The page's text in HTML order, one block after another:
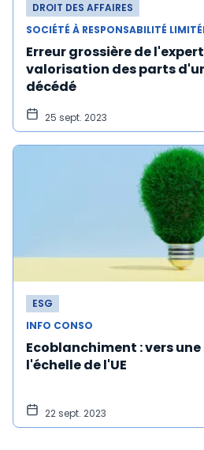
DROIT DES AFFAIRES
SOCIÉTÉ À RESPONSABILITÉ
Erreur grossière de
valorisation des parts
décédé
25 sept. 2023
ESG
INFO CONSO
Ecoblanchiment : vers
l'échelle de l'UE
22 sept. 2023